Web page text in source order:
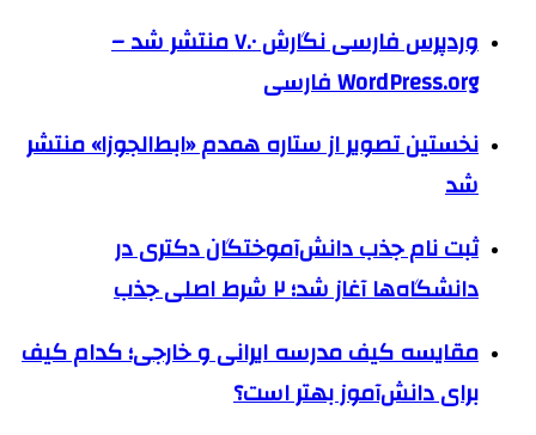
وردپرس فارسی نگارش ۷.۰ منتشر شد –
WordPress.org فارسی
نخستین تصویر از ستاره همدم «ابط‌الجوزا» منتشر
شد
ثبت نام جذب دانش‌آموختگان دکتری در
دانشگاه‌ها آغاز شد؛ ۲ شرط اصلی جذب
مقایسه کیف مدرسه ایرانی و خارجی؛ کدام کیف
برای دانش‌آموز بهتر است؟